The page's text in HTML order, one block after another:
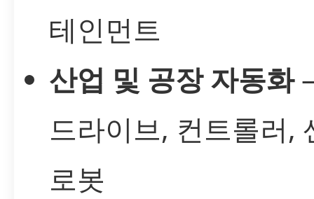
테인먼트
산업 및 공장 자동화
드라이브, 컨트롤러,
로봇